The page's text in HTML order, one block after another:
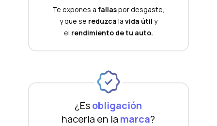
Te expones a fallaspor desgaste,
y que se reduzca la vida útil y
el rendimiento de tu auto.
¿Esobligación
hacerla en la marca?